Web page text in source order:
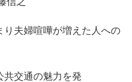
り夫婦喧嘩が増えた人への
共交通の魅力を発